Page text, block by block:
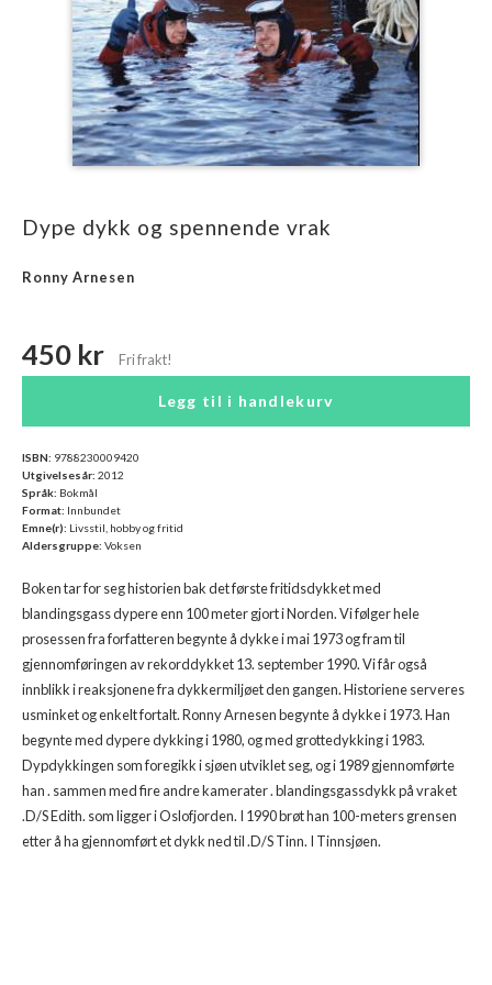
Dype dykk og spennende vrak
Ronny Arnesen
450 kr
Legg til i handlekurv
Boken tar for seg historien bak det første fritidsdykket med
blandingsgass dypere enn 100 meter gjort i Norden. Vi følger hele
prosessen fra forfatteren begynte å dykke i mai 1973 og fram til
gjennomføringen av rekorddykket 13. september 1990. Vi får også
innblikk i reaksjonene fra dykkermiljøet den gangen. Historiene serveres
usminket og enkelt fortalt. Ronny Arnesen begynte å dykke i 1973. Han
begynte med dypere dykking i 1980, og med grottedykking i 1983.
Dypdykkingen som foregikk i sjøen utviklet seg, og i 1989 gjennomførte
han . sammen med fire andre kamerater . blandingsgassdykk på vraket
.D/S Edith. som ligger i Oslofjorden. I 1990 brøt han 100-meters grensen
etter å ha gjennomført et dykk ned til .D/S Tinn. I Tinnsjøen.
ISBN: 9788230009420
Utgivelsesår: 2012
Språk: Bokmål
Format: Innbundet
Emne(r): Livsstil, hobby og fritid
Aldersgruppe: Voksen